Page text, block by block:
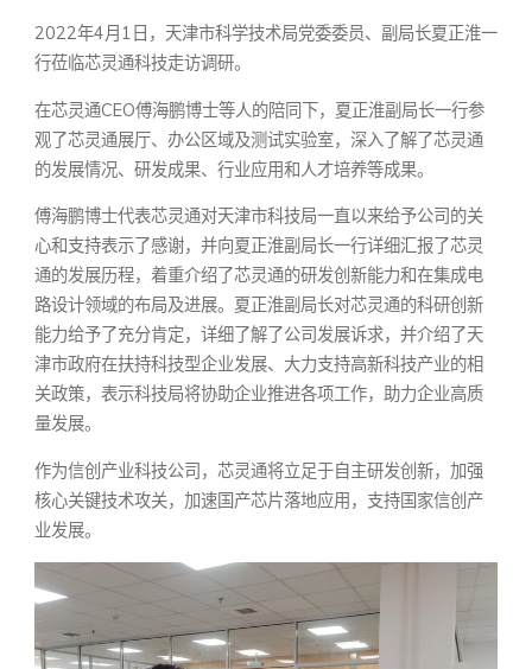
2022年4月1日，天津市科学技术局党委委员、副局长夏正淮一
行莅临芯灵通科技走访调研。
在芯灵通CEO傅海鹏博士等人的陪同下，夏正淮副局长一行参
观了芯灵通展厅、办公区域及测试实验室，深入了解了芯灵通
的发展情况、研发成果、行业应用和人才培养等成果。
傅海鹏博士代表芯灵通对天津市科技局一直以来给予公司的关
心和支持表示了感谢，并向夏正淮副局长一行详细汇报了芯灵
通的发展历程，着重介绍了芯灵通的研发创新能力和在集成电
路设计领域的布局及进展。夏正淮副局长对芯灵通的科研创新
能力给予了充分肯定，详细了解了公司发展诉求，并介绍了天
津市政府在扶持科技型企业发展、大力支持高新科技产业的相
关政策，表示科技局将协助企业推进各项工作，助力企业高质
量发展。
作为信创产业科技公司，芯灵通将立足于自主研发创新，加强
核心关键技术攻关，加速国产芯片落地应用，支持国家信创产
业发展。